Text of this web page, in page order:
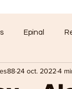
Epinal
24 oct. 2022 4